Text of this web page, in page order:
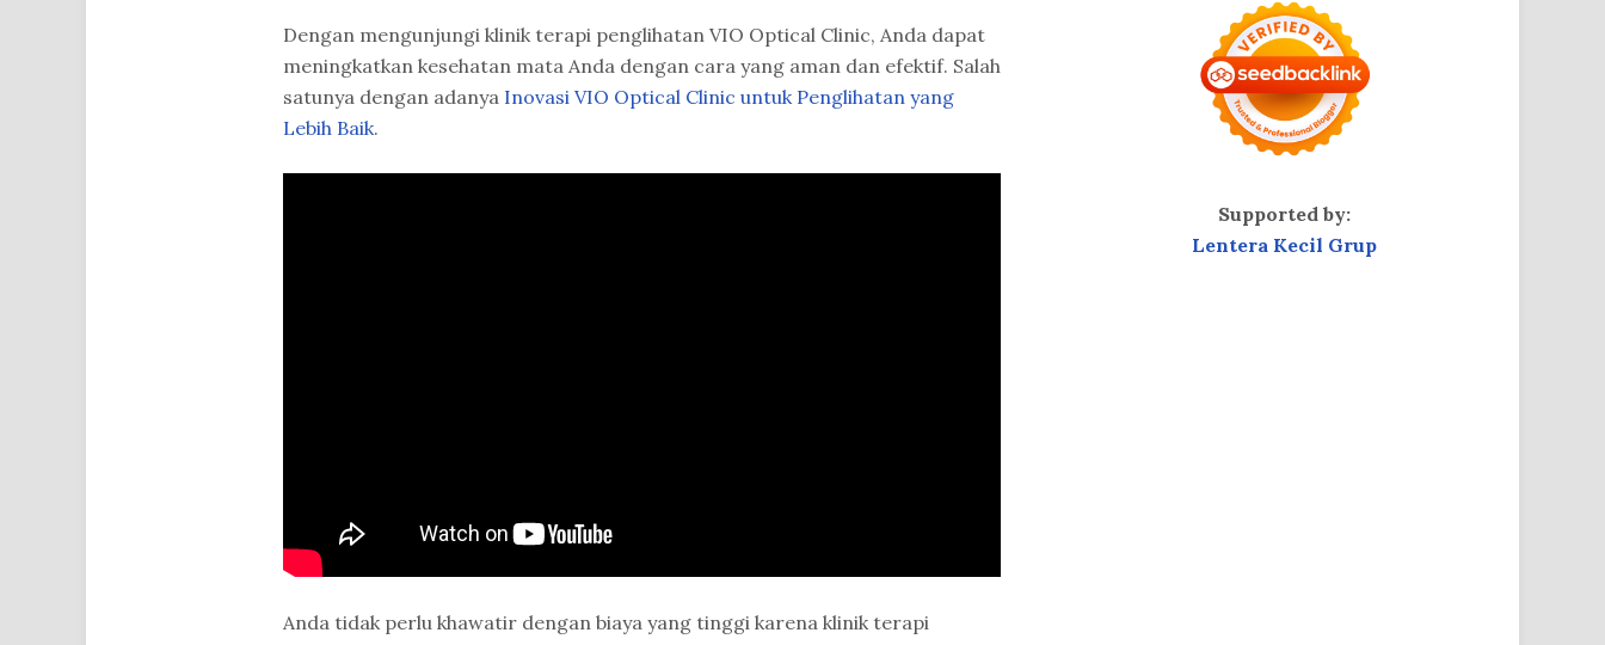
Dengan mengunjungi klinik terapi penglihatan VIO Optical Clinic, Anda dapat
meningkatkan kesehatan mata Anda dengan cara yang aman dan efektif. Salah
satunya dengan adanya Inovasi VIO Optical Clinic untuk Penglihatan yang
Lebih Baik.
Anda tidak perlu khawatir dengan biaya yang tinggi karena klinik terapi
Supported by:
Lentera Kecil Grup